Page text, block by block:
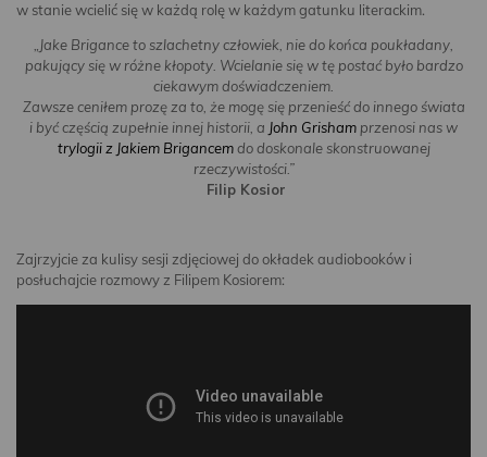
w stanie wcielić się w każdą rolę w każdym gatunku literackim.
„Jake Brigance to szlachetny człowiek, nie do końca poukładany,
pakujący się w różne kłopoty. Wcielanie się w tę postać było bardzo
ciekawym doświadczeniem.
Zawsze ceniłem prozę za to, że mogę się przenieść do innego świata
i być częścią zupełnie innej historii, a John Grisham przenosi nas w
trylogii z Jakiem Brigancemdo doskonale skonstruowanej
rzeczywistości.”
Filip Kosior
Zajrzyjcie za kulisy sesji zdjęciowej do okładek audiobooków i
posłuchajcie rozmowy z Filipem Kosiorem: